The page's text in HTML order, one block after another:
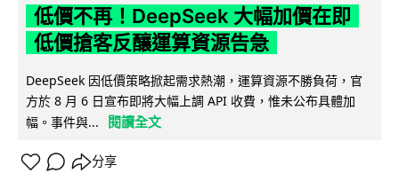
低價不再！DeepSeek 大幅加價在即
低價搶客反釀運算資源告急
DeepSeek 因低價策略掀起需求熱潮，運算資源不勝負荷，官
方於 8 月 6 日宣布即將大幅上調 API 收費，惟未公布具體加
幅。事件與...
閱讀全文
分享